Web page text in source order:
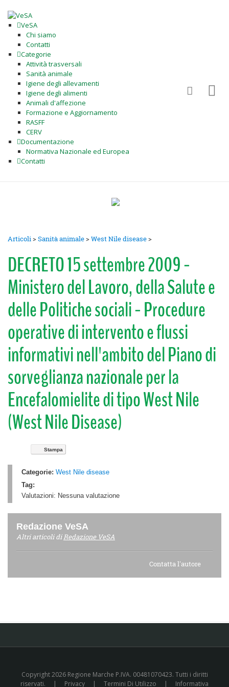
VeSA
Chi siamo
Contatti
Categorie
Attività trasversali
Sanità animale
Igiene degli allevamenti
Igiene degli alimenti
Animali d'affezione
Formazione e Aggiornamento
RASFF
CERV
Documentazione
Normativa Nazionale ed Europea
Contatti
Articoli>Sanità animale>West Nile disease>
DECRETO 15 settembre 2009 -
Ministero del Lavoro, della Salute e
delle Politiche sociali - Procedure
operative di intervento e flussi
informativi nell'ambito del Piano di
sorveglianza nazionale per la
Encefalomielite di tipo West Nile
(West Nile Disease)
Stampa
Categorie: West Nile disease
Tag:
Valutazioni: Nessuna valutazione
Redazione VeSA
Altri articoli diRedazione VeSA
Contatta l'autore
Copyright 2026 Regione Marche P.IVA. 00481070423. Tutti i diritti
riservati.
| Privacy | Termini Di Utilizzo | Informativa